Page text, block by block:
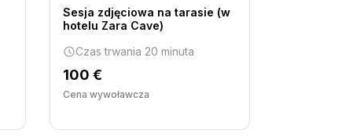
Sesja zdjęciowa na tarasie (w
hotelu Zara Cave)
Czas trwania 20 minuta
100 €
Cena wywoławcza